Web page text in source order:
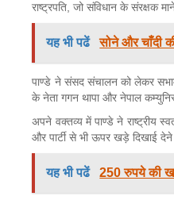
राष्ट्रपति, जो संविधान के संरक्षक
यह भी पढें सोने और चाँदी
पाण्डे ने संसद संचालन को लेकर
के नेता गगन थापा और नेपाल
अपने वक्तव्य में पाण्डे ने राष्ट्रीय
और पार्टी से भी ऊपर खड़े दिखाई
यह भी पढें 250 रुपये की